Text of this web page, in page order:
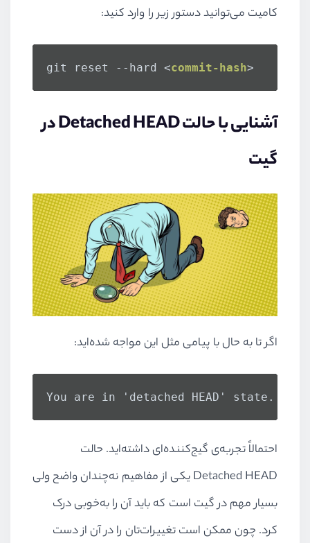
کامیت می‌توانید دستور زیر را وارد کنید:
git reset --hard <commit-hash>
آشنایی با حالت Detached HEAD در
گیت
اگر تا به حال با پیامی مثل این مواجه شده‌اید:
You are in 'detached HEAD' state.
احتمالاً تجربه‌ی گیج‌کننده‌ای داشته‌اید. حالت
Detached HEAD یکی از مفاهیم نه‌چندان واضح ولی
بسیار مهم در گیت است که باید آن را به‌خوبی درک
کرد. چون ممکن است تغییرات‌تان را در آن از دست